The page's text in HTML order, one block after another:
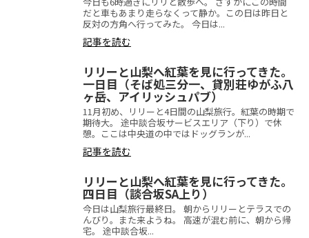
だと車もあまり走らなくって静か。この日は昨日と
反対の方角へ行ってみた。 今日は...
記事を読む
リリーと山梨へ紅葉を見に行ってきた。
一日目（そば処三分一、貸別荘ゆがふ八
ヶ岳、アイリッシュパブ）
11月初め、リリーと4日間の山梨旅行。紅葉の時期で
期待大。 途中談合坂サービスエリア（下り）で休
憩。ここは中央道の中ではドッグランが...
記事を読む
リリーと山梨へ紅葉を見に行ってきた。
四日目（談合坂SA上り）
今日は山梨旅行最終日。 朝からリリーとテラスでの
んびり。また来ようね。 高速が混む前に、朝から帰
宅。 途中談合坂...